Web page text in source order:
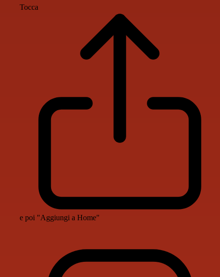
Tocca
e poi "Aggiungi a Home"